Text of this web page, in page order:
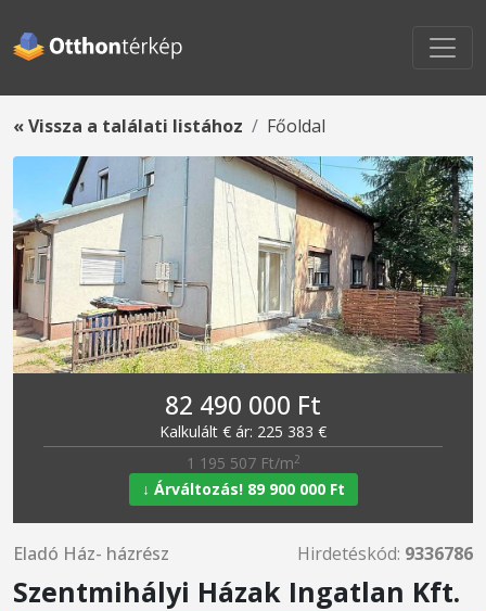
« Vissza a találati listához Főoldal
82 490 000 Ft
Kalkulált € ár: 225 383 €
1 195 507 Ft/m2
↓ Árváltozás! 89 900 000 Ft
Eladó Ház- házrész Hirdetéskód: 9336786
Szentmihályi Házak Ingatlan Kft.